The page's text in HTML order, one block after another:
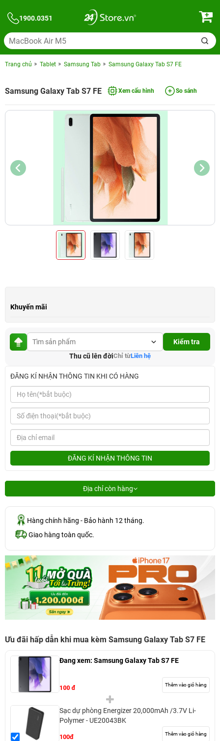
1900.0351
Trang chủ Tablet Samsung Tab Samsung Galaxy Tab S7 FE
Samsung Galaxy Tab S7 FE Xem cấu hình So sánh
Khuyến mãi
Kiểm tra
Thu cũ lên đờiChỉ từLiên hệ
ĐĂNG KÍ NHẬN THÔNG TIN KHI CÓ HÀNG
ĐĂNG KÍ NHẬN THÔNG TIN
Địa chỉ còn hàng
Hàng chính hãng - Bảo hành 12 tháng.
Giao hàng toàn quốc.
Ưu đãi hấp dẫn khi mua kèm Samsung Galaxy Tab S7 FE
Đang xem: Samsung Galaxy Tab S7 FE
100 đ Thêm vào giỏ hàng
Sạc dự phòng Energizer 20,000mAh /3.7V Li-
Polymer - UE20043BK
100đ Thêm vào giỏ hàng